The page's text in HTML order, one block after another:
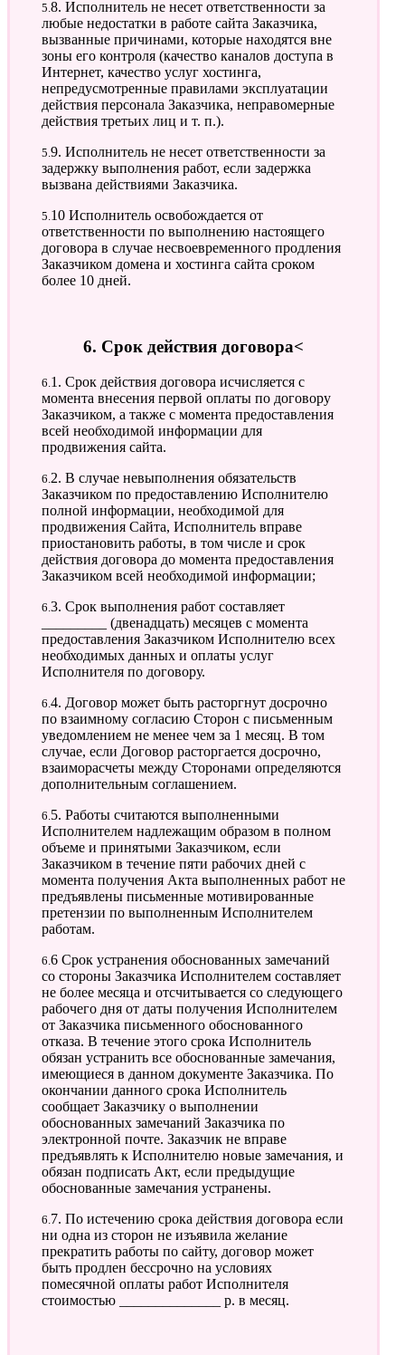
5.8. Исполнитель не несет ответственности за
любые недостатки в работе сайта Заказчика,
вызванные причинами, которые находятся вне
зоны его контроля (качество каналов доступа в
Интернет, качество услуг хостинга,
непредусмотренные правилами эксплуатации
действия персонала Заказчика, неправомерные
действия третьих лиц и т. п.).
5.9. Исполнитель не несет ответственности за
задержку выполнения работ, если задержка
вызвана действиями Заказчика.
5.10 Исполнитель освобождается от
ответственности по выполнению настоящего
договора в случае несвоевременного продления
Заказчиком домена и хостинга сайта сроком
более 10 дней.
6. Срок действия договора<
6.1. Срок действия договора исчисляется с
момента внесения первой оплаты по договору
Заказчиком, а также с момента предоставления
всей необходимой информации для
продвижения сайта.
6.2. В случае невыполнения обязательств
Заказчиком по предоставлению Исполнителю
полной информации, необходимой для
продвижения Сайта, Исполнитель вправе
приостановить работы, в том числе и срок
действия договора до момента предоставления
Заказчиком всей необходимой информации;
6.3. Срок выполнения работ составляет
_________ (двенадцать) месяцев с момента
предоставления Заказчиком Исполнителю всех
необходимых данных и оплаты услуг
Исполнителя по договору.
6.4. Договор может быть расторгнут досрочно
по взаимному согласию Сторон с письменным
уведомлением не менее чем за 1 месяц. В том
случае, если Договор расторгается досрочно,
взаиморасчеты между Сторонами определяются
дополнительным соглашением.
6.5. Работы считаются выполненными
Исполнителем надлежащим образом в полном
объеме и принятыми Заказчиком, если
Заказчиком в течение пяти рабочих дней с
момента получения Акта выполненных работ не
предъявлены письменные мотивированные
претензии по выполненным Исполнителем
работам.
6.6 Срок устранения обоснованных замечаний
со стороны Заказчика Исполнителем составляет
не более месяца и отсчитывается со следующего
рабочего дня от даты получения Исполнителем
от Заказчика письменного обоснованного
отказа. В течение этого срока Исполнитель
обязан устранить все обоснованные замечания,
имеющиеся в данном документе Заказчика. По
окончании данного срока Исполнитель
сообщает Заказчику о выполнении
обоснованных замечаний Заказчика по
электронной почте. Заказчик не вправе
предъявлять к Исполнителю новые замечания, и
обязан подписать Акт, если предыдущие
обоснованные замечания устранены.
6.7. По истечению срока действия договора если
ни одна из сторон не изъявила желание
прекратить работы по сайту, договор может
быть продлен бессрочно на условиях
помесячной оплаты работ Исполнителя
стоимостью ______________ р. в месяц.